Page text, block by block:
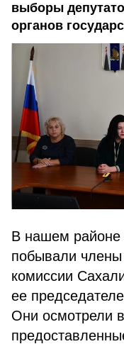
выборы
органов
В нашем районе
побывали члены
комиссии
ее
Они осмотрели